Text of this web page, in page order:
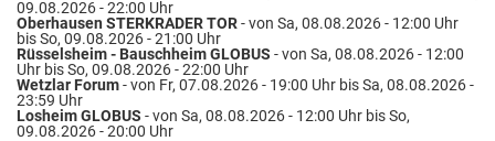
09.08.2026 - 22:00 Uhr
Oberhausen STERKRADER TOR- von Sa, 08.08.2026 - 12:00 Uhr
bis So, 09.08.2026 - 21:00 Uhr
Rüsselsheim - Bauschheim GLOBUS - von Sa, 08.08.2026 - 12:00
Uhr bis So, 09.08.2026 - 22:00 Uhr
Wetzlar Forum- von Fr, 07.08.2026 - 19:00 Uhr bis Sa, 08.08.2026 -
23:59 Uhr
Losheim GLOBUS - von Sa, 08.08.2026 - 12:00 Uhr bis So,
09.08.2026 - 20:00 Uhr